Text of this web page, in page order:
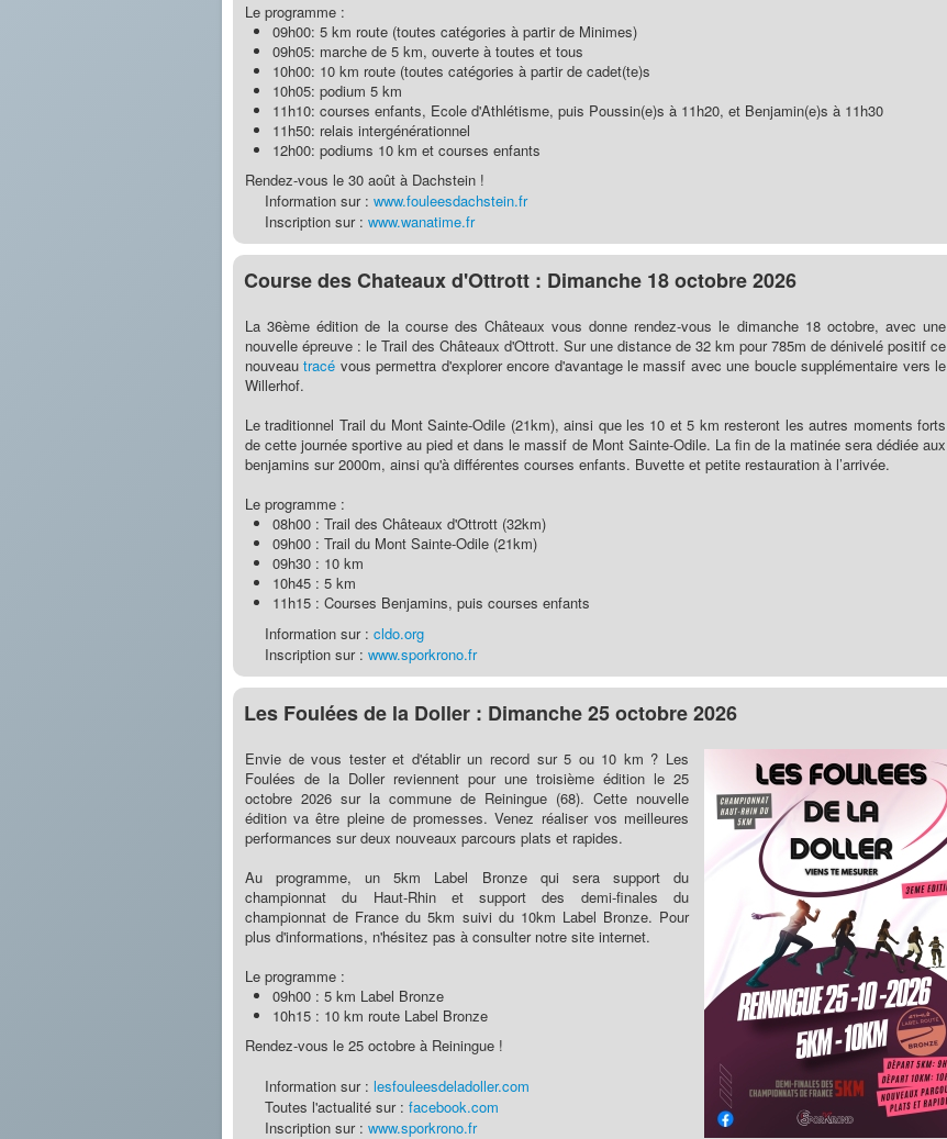
Le programme :
09h00: 5 km route (toutes catégories à partir de Minimes)
09h05: marche de 5 km, ouverte à toutes et tous
10h00: 10 km route (toutes catégories à partir de cadet(te)s
10h05: podium 5 km
11h10: courses enfants, Ecole d'Athlétisme, puis Poussin(e)s à 11h20, et Benjamin(e)s à 11h30
11h50: relais intergénérationnel
12h00: podiums 10 km et courses enfants
Rendez-vous le 30 août à Dachstein !
Information sur : www.fouleesdachstein.fr
Inscription sur : www.wanatime.fr
Course des Chateaux d'Ottrott : Dimanche 18 octobre 2026
La 36ème édition de la course des Châteaux vous donne rendez-vous le dimanche 18 octobre, avec une
nouvelle épreuve : le Trail des Châteaux d'Ottrott. Sur une distance de 32 km pour 785m de dénivelé positif ce
nouveautracé vous permettra d'explorer encore d'avantage le massif avec une boucle supplémentaire vers le
Willerhof.
Le traditionnel Trail du Mont Sainte-Odile (21km), ainsi que les 10 et 5 km resteront les autres moments forts
de cette journée sportive au pied et dans le massif de Mont Sainte-Odile. La fin de la matinée sera dédiée aux
benjamins sur 2000m, ainsi qu'à différentes courses enfants. Buvette et petite restauration à l’arrivée.
Le programme :
08h00 : Trail des Châteaux d'Ottrott (32km)
09h00 : Trail du Mont Sainte-Odile (21km)
09h30 : 10 km
10h45 : 5 km
11h15 : Courses Benjamins, puis courses enfants
Information sur : cldo.org
Inscription sur : www.sporkrono.fr
Les Foulées de la Doller : Dimanche 25 octobre 2026
Envie de vous tester et d'établir un record sur 5 ou 10 km ? Les
Foulées de la Doller reviennent pour une troisième édition le 25
octobre 2026 sur la commune de Reiningue (68). Cette nouvelle
édition va être pleine de promesses. Venez réaliser vos meilleures
performances sur deux nouveaux parcours plats et rapides.
Au programme, un 5km Label Bronze qui sera support du
championnat du Haut-Rhin et support des demi-finales du
championnat de France du 5km suivi du 10km Label Bronze. Pour
plus d'informations, n'hésitez pas à consulter notre site internet.
Le programme :
09h00 : 5 km Label Bronze
10h15 : 10 km route Label Bronze
Rendez-vous le 25 octobre à Reiningue !
Information sur : lesfouleesdeladoller.com
Toutes l'actualité sur : facebook.com
Inscription sur : www.sporkrono.fr